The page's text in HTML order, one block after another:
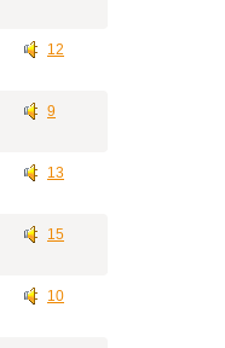
12
9
13
15
10